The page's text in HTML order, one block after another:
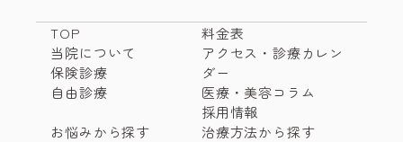
TOP
当院について
保険診療
自由診療
料金表
アクセス・診療カレン
ダー
医療・美容コラム
採用情報
お悩みから探す
治療方法から探す